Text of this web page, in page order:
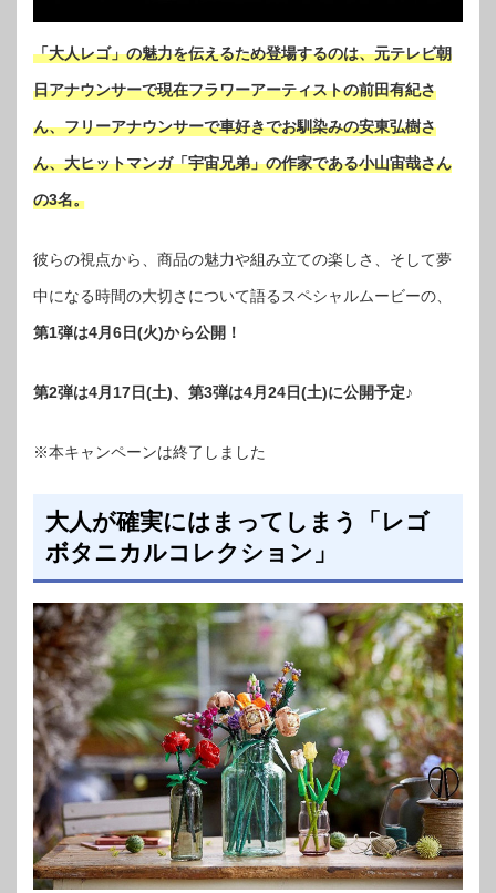
「大人レゴ」の魅力を伝えるため登場するのは、元テレビ朝
日アナウンサーで現在フラワーアーティストの前田有紀さ
ん、フリーアナウンサーで車好きでお馴染みの安東弘樹さ
ん、大ヒットマンガ「宇宙兄弟」の作家である小山宙哉さん
の3名。
彼らの視点から、商品の魅力や組み立ての楽しさ、そして夢
中になる時間の大切さについて語るスペシャルムービーの、
第1弾は4月6日(火)から公開！
第2弾は4月17日(土)、第3弾は4月24日(土)に公開予定♪
※本キャンペーンは終了しました
大人が確実にはまってしまう「レゴ
ボタニカルコレクション」